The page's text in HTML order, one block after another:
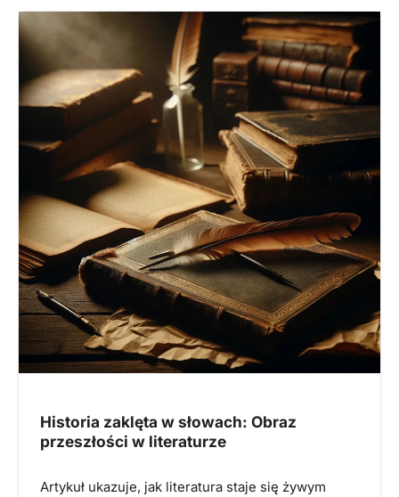
Historia zaklęta w słowach: Obraz
przeszłości w literaturze
Artykuł ukazuje, jak literatura staje się żywym